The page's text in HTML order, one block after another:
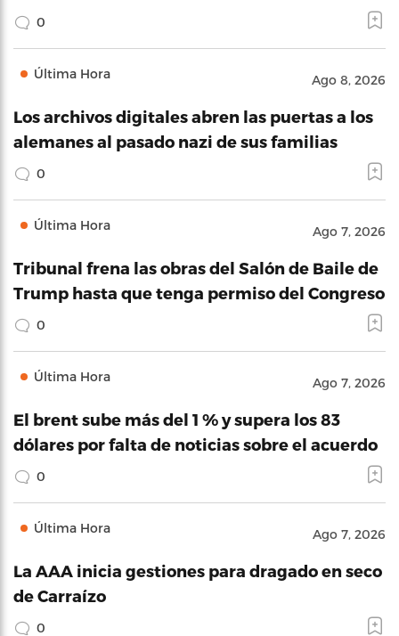
0
Última Hora Ago 8, 2026
Los archivos digitales abren las puertas a los
alemanes al pasado nazi de sus familias
0
Última Hora Ago 7, 2026
Tribunal frena las obras del Salón de Baile de
Trump hasta que tenga permiso del Congreso
0
Última Hora Ago 7, 2026
El brent sube más del 1 % y supera los 83
dólares por falta de noticias sobre el acuerdo
0
Última Hora Ago 7, 2026
La AAA inicia gestiones para dragado en seco
de Carraízo
0